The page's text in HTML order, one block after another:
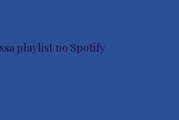
playlist no Spotify